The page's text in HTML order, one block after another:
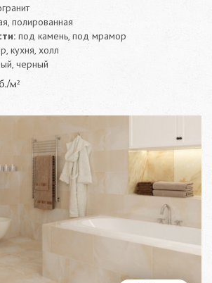
полированная
под камень, под мрамор
кухня, холл
черный
м²